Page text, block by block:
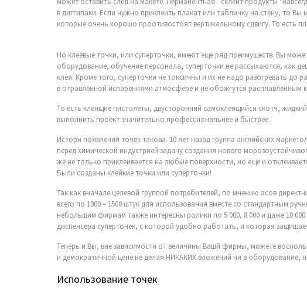
в диггипаки. Если нужно приклеить плакат или табличку на стену, то
которые очень хорошо проотивостоят вертикальному сдвигу. То есть
Но клеевые точки, или суперточки, имеют еще ряд преимуществ. Вы
оборудование, обучение персонала, суперточки не рассыхаются, как
клея. Кроме того, суперточки не токсичны и их не надо разогревать до
в отравленной испарениями атмосфере и не обожгутся расплавленным
То есть клеящие пистолеты, двусторонний самоклеящийся скотч,
выполнить проект значительно профессиональнее и быстрее.
Истори появления точек такова. 10 лет назад группа английских
перед химической индустрией задачу создания нового
же не только приклеивается на любые поверхности, но еще и
Были созданы клейкие точки или суперточки!
Так как вначале целевой группой потребителей, по мнению асов
всего по 1000 – 1500 штук для использования вместе со стандартным
небольшим фирмам также интересны ролики по 5 000, 8 000 и даже 10
диспенсера суперточек, с которой удобно работать, и которая
Теперь и Вы, вне зависимости от величины Вашй фирмы, можете
и демократичной цене не делая НИКАКИХ вложений ни в оборудование,
Использование точек